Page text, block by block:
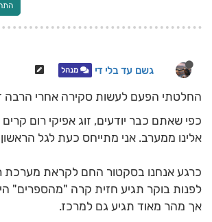
גשם עד בלי די מנהל
החלטתי הפעם לעשות סקירה אחרי הרבה
​כפי שאתם כבר יודעים, זוג אפיקי רום
אלינו ממערב. אני מתייחס כעת לגל
כרגע אנחנו בסקטור החם לקראת מערכת
לפנות בוקר תגיע חזית קרה "מהספרים"
אך מהר מאוד תגיע גם למרכז.